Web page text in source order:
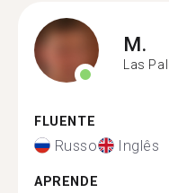
M.
Las
FLUENTE
Russo Inglês
APRENDE